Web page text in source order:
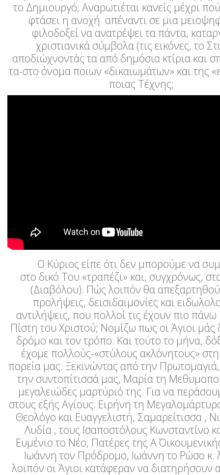
το Δημιουργό; Αναρωτιέται κανείς μέχρι
φτάσει η ανοχή απέναντι σε μια
φιλοδοξεί να ανατρέψει τα πάντα,
χριστιανικά σύμβολα (τις εικόνες, το
αποδιώχνοντάς τα από δημόσια κτίρια και
τα-στο όνομα ποιων «δικαιωμάτων» και της
ποιας Τέχνης;
Ο Κύριος είπε ότι δεν μπορούμε να
στο δικό Του «τραπέζι» και, συγχρόνως,
(Διαβόλου). Πώς λοιπόν θα
προλήψεις, δεισιδαιμονίες και
αντιλήψεις, που πολλοί τις έχουν πιο πάνω
Πίστη του Χριστού; Νομίζω πως οι Άγιοι μάς
δρόμο και τον τρόπο. Και τούτο το μήνα,
έχομε πολλούς-«στύλους ακλόνητους»
πορεία μας. Ξεκινώντας από την
την συντοπίτισσά μας, Μαρία τη
μεγαλειώδες μαρτύριό της. Για να
στους εξής Αγίους: Ειρήνη τη
Θεολόγο και Ευαγγελιστή, Σαμαρείτισσα ,
Λυδία , τους Ισαποστόλους Κωνσταντίνο
Ευμένιο το Νέο, Πατέρες της Α΄
Ιωάννη τον Πρόδρομο, Ιωάννη το Ρώσο κ.
λοιπόν οι Άγιοι κατάφεραν να διατηρήσουν